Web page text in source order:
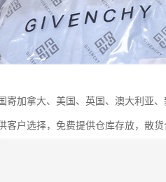
寄加拿大、美国、英国、澳大利亚
客户选择，免费提供仓库存放，散货